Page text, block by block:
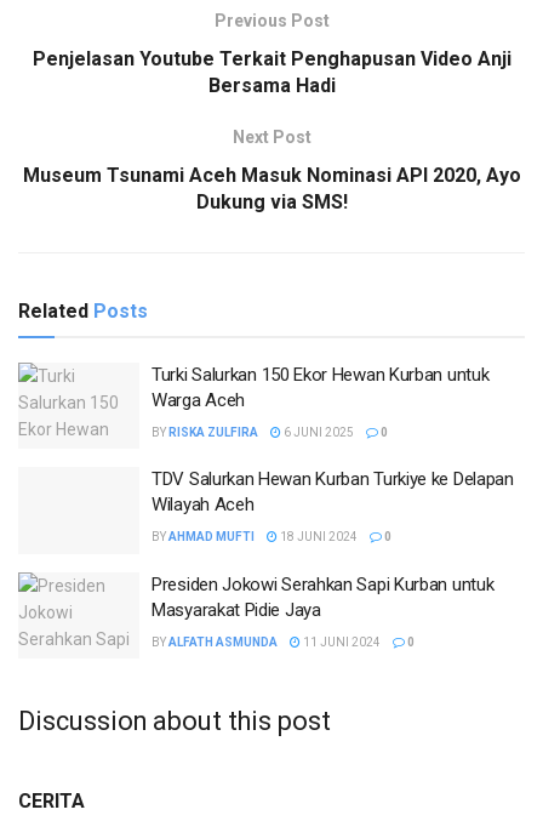
Previous Post
Penjelasan Youtube Terkait Penghapusan Video Anji
Bersama Hadi
Next Post
Museum Tsunami Aceh Masuk Nominasi API 2020, Ayo
Dukung via SMS!
Related Posts
Turki Salurkan 150 Ekor Hewan Kurban untuk
Warga Aceh
BY RISKA ZULFIRA 6 JUNI 2025 0
TDV Salurkan Hewan Kurban Turkiye ke Delapan
Wilayah Aceh
BYAHMAD MUFTI 18 JUNI 2024 0
Presiden Jokowi Serahkan Sapi Kurban untuk
Masyarakat Pidie Jaya
BYALFATH ASMUNDA 11 JUNI 2024 0
Discussion about this post
CERITA